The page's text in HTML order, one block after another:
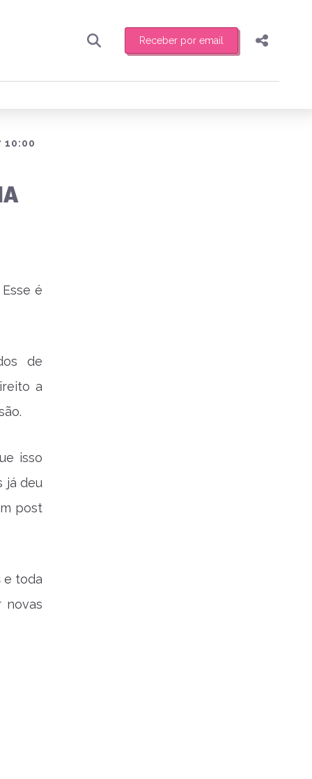
Receber por email
toda sexta-feira de manhã o resumo
Compartilhar
10:00
é
de
a
isso
já deu
post
e toda
novas